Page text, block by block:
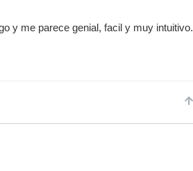
y me parece genial, facil y muy intuitivo.